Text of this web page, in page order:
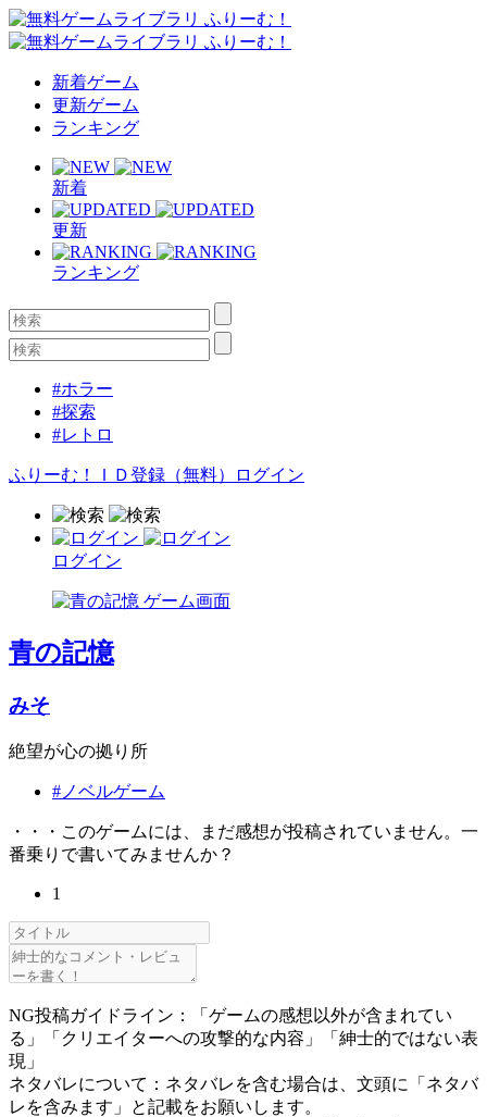
新着ゲーム
更新ゲーム
ランキング
新着
更新
ランキング
#ホラー
#探索
#レトロ
ふりーむ！ＩＤ登録（無料） ログイン
ログイン
青の記憶
みそ
絶望が心の拠り所
#ノベルゲーム
・・・このゲームには、まだ感想が投稿されていません。一
番乗りで書いてみませんか？
1
NG投稿ガイドライン：「ゲームの感想以外が含まれてい
る」「クリエイターへの攻撃的な内容」「紳士的ではない表
現」
ネタバレについて：ネタバレを含む場合は、文頭に「ネタバ
レを含みます」と記載をお願いします。